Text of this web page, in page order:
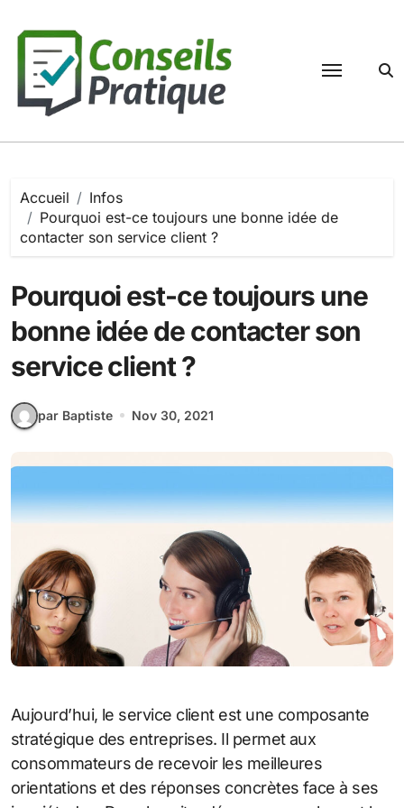
contenu
Accueil
Infos
Pourquoi est-ce toujours une bonne idée de
contacter son service client ?
Pourquoi est-ce toujours une
bonne idée de contacter son
service client ?
par Baptiste Nov 30, 2021
Aujourd’hui, le service client est une composante
stratégique des entreprises. Il permet aux
consommateurs de recevoir les meilleures
orientations et des réponses concrètes face à ses